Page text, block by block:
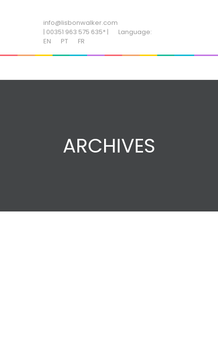
info@lisbonwalker.com
| 00351 963 575 635* |
Language:
EN
PT FR
ARCHIVES